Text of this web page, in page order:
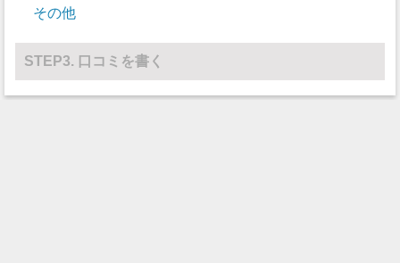
水球
レスリング 27 0
その他 0 0
その他
STEP3. 口コミを書く